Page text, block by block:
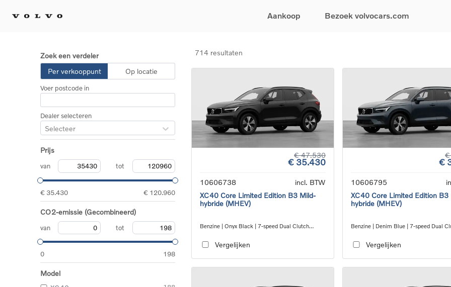
Aankoop
EX40
EC40
EX90
ES90
XC40
Plug-inhybride auto's
Mild hybrid auto's
Break
Sedan
Bezoek volvocars.com
Tijdelijke aanbiedingen
Gecertificeerde
tweedehandswagens
Fleet & Bedrijfswagens
Diplomatic & Special sales
Verzekeringen
Onderhoud &
Overname van uw
Volvo Support
Garantie
24/7
Zoek een verdeler
Per verkooppunt
Op locatie
Voer postcode in
Dealer selecteren
Selecteer
Prijs
van tot
€ 35.430 € 120.960
CO2-emissie (Gecombineerd)
van tot
0 198
Model
714 resultaten
€ 47.530
€ 35.430
10606738
incl. BTW
XC40 Core Limited Edition B3 Mild-
hybride (MHEV)
Benzine | Onyx Black | 7-speed Dual Clutch
Vergelijken
€
€
10606795
XC40 Core Limited Edition B3
hybride (MHEV)
Benzine | Denim Blue | 7-speed Dual
Vergelijken